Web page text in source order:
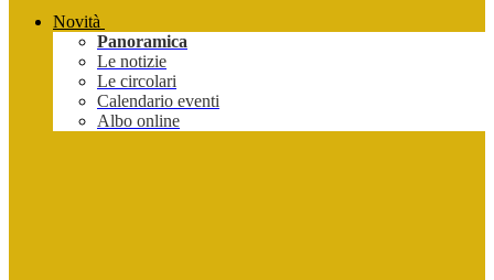
Novità
Panoramica
Le notizie
Le circolari
Calendario eventi
Albo online